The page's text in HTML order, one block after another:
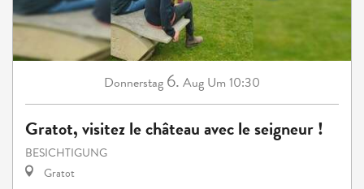
Donnerstag 6. Aug Um 10:30
Gratot, visitez le château avec le seigneur !
BESICHTIGUNG
Gratot